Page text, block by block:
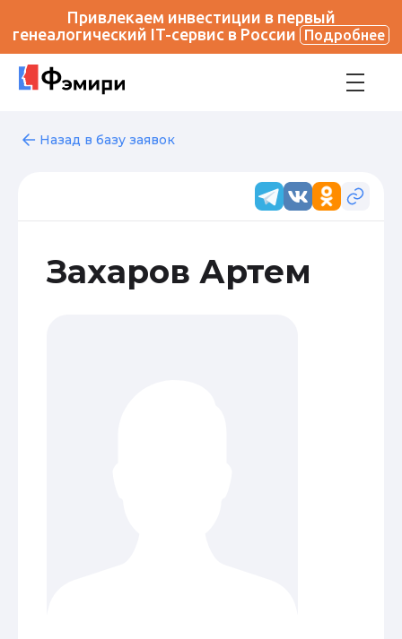
Привлекаем инвестиции в первый
генеалогический IT-сервис в России
Подробнее
Назад в базу заявок
Захаров Артем